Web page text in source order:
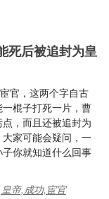
死后被追封为皇
官，这两个字自古
棍子打死一片，曹
，而且还被追封为
家可能会疑问，一
你就知道什么回事
帝,成功,宦官